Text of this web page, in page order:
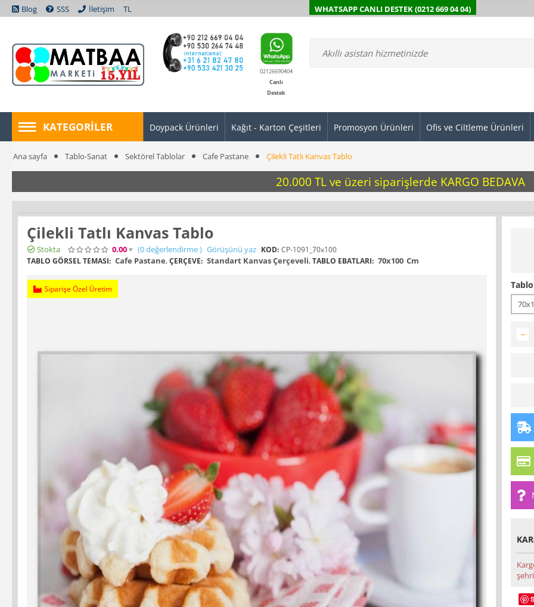
Blog SSS İletişim TL WHATSAPP CANLI DESTEK (0212 669 04 04)
02126690404
Canlı
Destek
KATEGORILER Doypack Ürünleri Kağıt - Karton Çeşitleri Promosyon Ürünleri Ofis ve Ciltleme Ürünleri
Ana sayfa Tablo-Sanat Sektörel Tablolar Cafe Pastane Çilekli Tatlı Kanvas Tablo
20.000 TL ve üzeri siparişlerde KARGO BEDAVA
Çilekli Tatlı Kanvas Tablo
Stokta 0.00 (0değerlendirme) Görüşünü yaz KOD: CP-1091_70x100
TABLO GÖRSEL TEMASI: Cafe Pastane,ÇERÇEVE: Standart Kanvas Çerçeveli,TABLO EBATLARI: 70x100 Cm
Siparişe Özel Üretim
−